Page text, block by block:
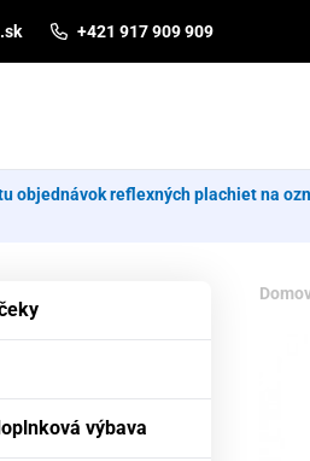
+421 917 909 909
objednávok reflexných plachiet na
výbava